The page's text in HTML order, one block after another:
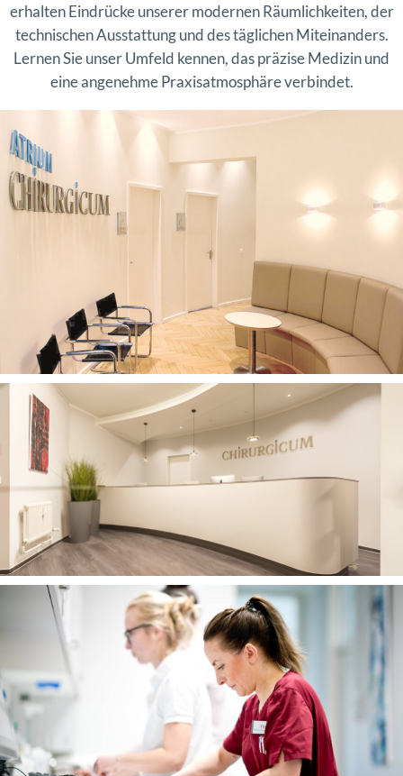
erhalten Eindrücke unserer modernen Räumlichkeiten, der
technischen Ausstattung und des täglichen Miteinanders.
Lernen Sie unser Umfeld kennen, das präzise Medizin und
eine angenehme Praxisatmosphäre verbindet.